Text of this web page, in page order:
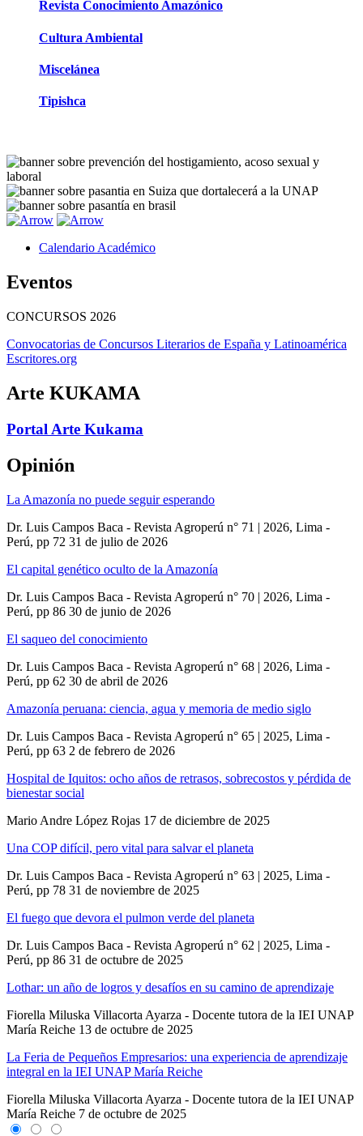
Revista Conocimiento Amazónico
Cultura Ambiental
Miscelánea
Tipishca
Calendario Académico
Eventos
CONCURSOS 2026
Convocatorias de Concursos Literarios de España y Latinoamérica
Escritores.org
Arte KUKAMA
Portal Arte Kukama
Opinión
La Amazonía no puede seguir esperando
Dr. Luis Campos Baca - Revista Agroperú n° 71 | 2026, Lima -
Perú, pp 72 31 de julio de 2026
El capital genético oculto de la Amazonía
Dr. Luis Campos Baca - Revista Agroperú n° 70 | 2026, Lima -
Perú, pp 86 30 de junio de 2026
El saqueo del conocimiento
Dr. Luis Campos Baca - Revista Agroperú n° 68 | 2026, Lima -
Perú, pp 62 30 de abril de 2026
Amazonía peruana: ciencia, agua y memoria de medio siglo
Dr. Luis Campos Baca - Revista Agroperú n° 65 | 2025, Lima -
Perú, pp 63 2 de febrero de 2026
Hospital de Iquitos: ocho años de retrasos, sobrecostos y pérdida de
bienestar social
Mario Andre López Rojas 17 de diciembre de 2025
Una COP difícil, pero vital para salvar el planeta
Dr. Luis Campos Baca - Revista Agroperú n° 63 | 2025, Lima -
Perú, pp 78 31 de noviembre de 2025
El fuego que devora el pulmon verde del planeta
Dr. Luis Campos Baca - Revista Agroperú n° 62 | 2025, Lima -
Perú, pp 86 31 de octubre de 2025
Lothar: un año de logros y desafíos en su camino de aprendizaje
Fiorella Miluska Villacorta Ayarza - Docente tutora de la IEI UNAP
María Reiche 13 de octubre de 2025
La Feria de Pequeños Empresarios: una experiencia de aprendizaje
integral en la IEI UNAP María Reiche
Fiorella Miluska Villacorta Ayarza - Docente tutora de la IEI UNAP
María Reiche 7 de octubre de 2025